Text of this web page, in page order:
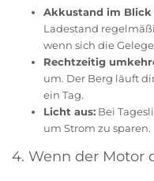
Akkustand im Blick
Ladestand
wenn sich die
Rechtzeitig
um. Der Berg läuft
ein Tag.
Licht aus: Bei
um Strom zu sparen.
4. Wenn der Motor